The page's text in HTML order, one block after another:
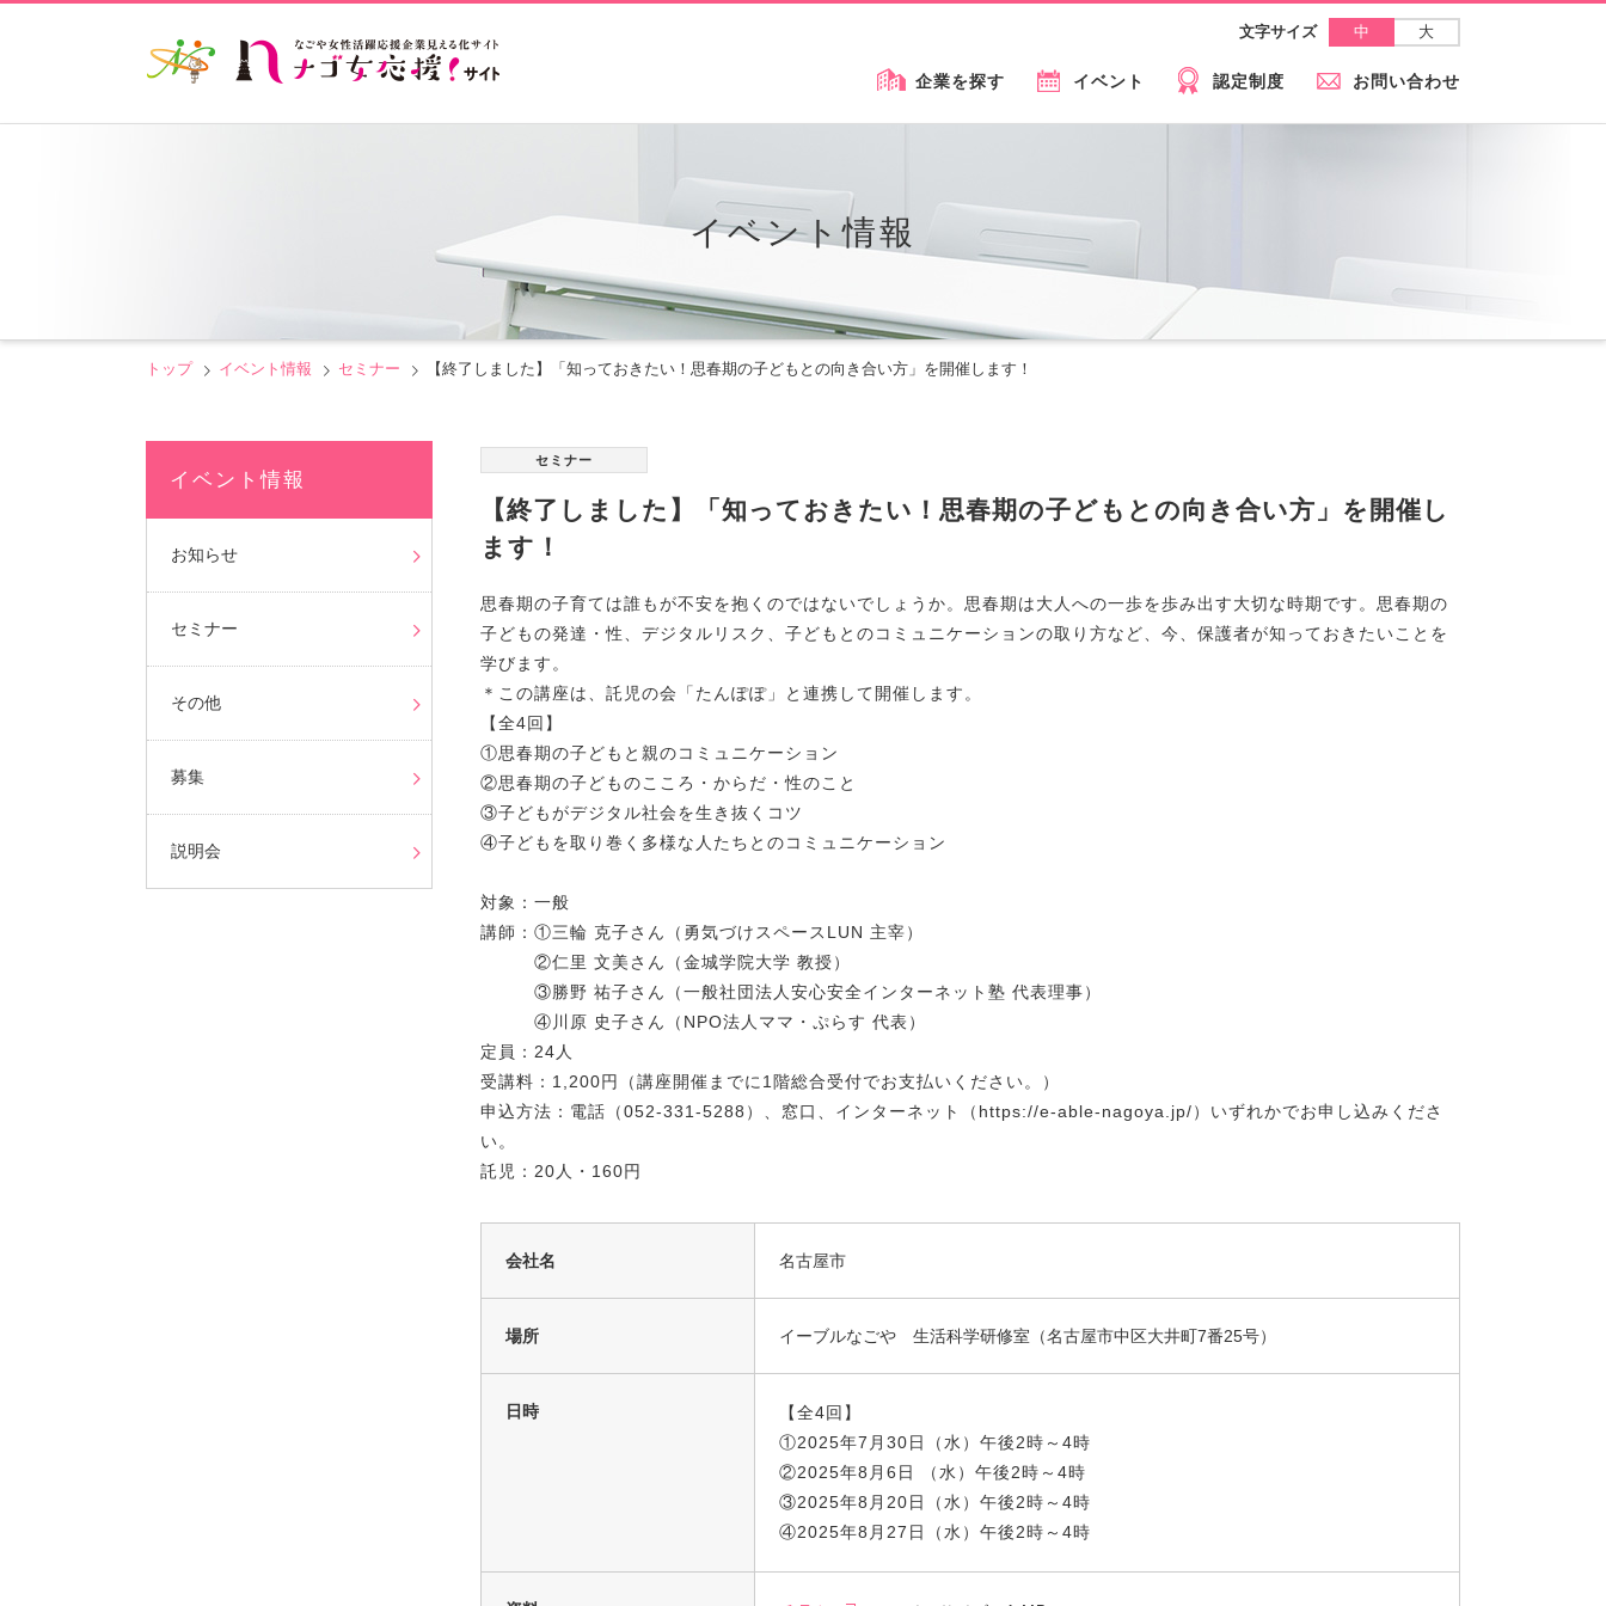
文字サイズ 中 大
企業を探す イベント 認定制度 お問い合わせ
イベント情報
トップ イベント情報 セミナー 【終了しました】「知っておきたい！思春期の子どもとの向き合い方」を開催します！
イベント情報
お知らせ
セミナー
その他
募集
説明会
セミナー
【終了しました】「知っておきたい！思春期の子どもとの向き合い方」を開催し
ます！
思春期の子育ては誰もが不安を抱くのではないでしょうか。思春期は大人への一歩を歩み出す大切な時期です。思春期の
子どもの発達・性、デジタルリスク、子どもとのコミュニケーションの取り方など、今、保護者が知っておきたいことを
学びます。
＊この講座は、託児の会「たんぽぽ」と連携して開催します。
【全4回】
①思春期の子どもと親のコミュニケーション
②思春期の子どものこころ・からだ・性のこと
③子どもがデジタル社会を生き抜くコツ
④子どもを取り巻く多様な人たちとのコミュニケーション
対象：一般
講師：①三輪 克子さん（勇気づけスペースLUN 主宰）
②仁里 文美さん（金城学院大学 教授）
③勝野 祐子さん（一般社団法人安心安全インターネット塾 代表理事）
④川原 史子さん（NPO法人ママ・ぷらす 代表）
定員：24人
受講料：1,200円（講座開催までに1階総合受付でお支払いください。）
申込方法：電話（052-331-5288）、窓口、インターネット（https://e-able-nagoya.jp/）いずれかでお申し込みくださ
い。
託児：20人・160円
会社名 名古屋市
場所 イーブルなごや 生活科学研修室（名古屋市中区大井町7番25号）
日時
【全4回】
①2025年7月30日（水）午後2時～4時
②2025年8月6日 （水）午後2時～4時
③2025年8月20日（水）午後2時～4時
④2025年8月27日（水）午後2時～4時